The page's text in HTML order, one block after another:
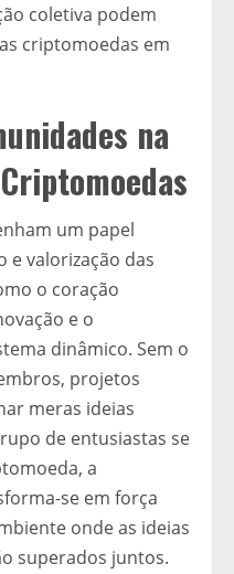
coletiva podem
criptomoedas em
na
um papel
valorização das
o coração
e o
dinâmico. Sem o
projetos
meras ideias
de entusiastas se
a
se em força
onde as ideias
superados juntos.